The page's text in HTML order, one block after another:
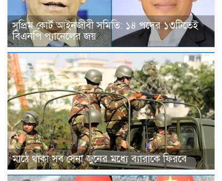
সুপ্রিম কোর্ট আইনজীবী সমিতি: ১৪ পদের ১৩টিতেই
বিএনপি প্যানেলের জয়
মাঠে থাকা সব সেনা জুনের মধ্যে ব্যারাকে ফিরবে